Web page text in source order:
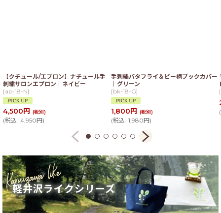
【クチュール/エプロン】ナチュール手
刺繍サロンエプロン｜ネイビー
[ap-18-N]
4,500円 (税別)
(税込: 4,950円)
手刺繍バタフライ＆ビー柄ブックカバー
｜グリーン
[bk-18-G]
1,800円 (税別)
(税込: 1,980円)
[
(
軽井沢ライクシリーズ